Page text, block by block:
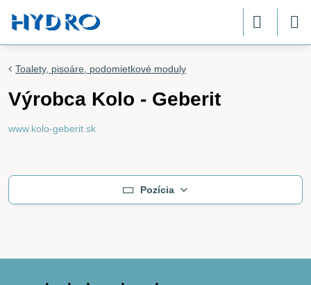
Toalety, pisoáre, podomietkové moduly
Výrobca Kolo - Geberit
www.kolo-geberit.sk
Pozícia